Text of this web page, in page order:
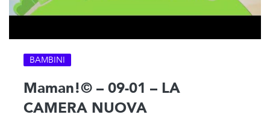
BAMBINI
Maman!© – 09-01 – LA
CAMERA NUOVA